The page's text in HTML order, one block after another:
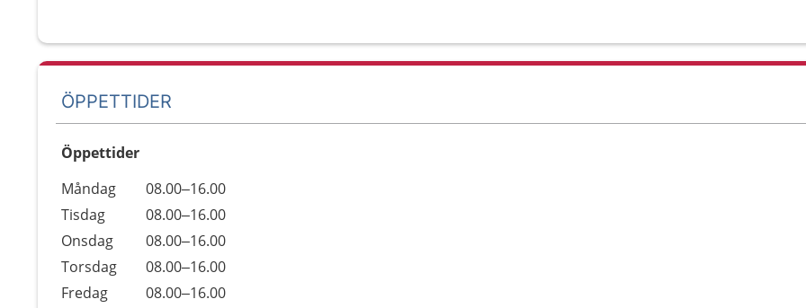
ÖPPETTIDER
Öppettider
Dag
Öppettider
Kommentarer
Måndag
08.00–16.00
Tisdag
08.00–16.00
Onsdag
08.00–16.00
Torsdag
08.00–16.00
Fredag
08.00–16.00